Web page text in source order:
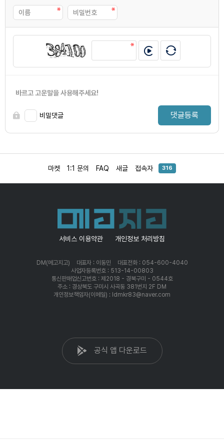
바르고 고운말을 사용해주세요!
비밀댓글 댓글등록
마켓 1:1 문의 FAQ 새글 접속자 316
서비스 이용약관 개인정보 처리방침
DM(메고지고) 대표자 : 이동민
대표전화 : 054-600-4040
사업자등록번호 : 513-14-00803
통신판매업신고번호 : 제2018 - 경북구미 - 0544호
주소 : 경상북도 구미시 사곡동 381번지 2F DM
개인정보책임자(이메일) : ldmkr83@naver.com
공식 앱 다운로드